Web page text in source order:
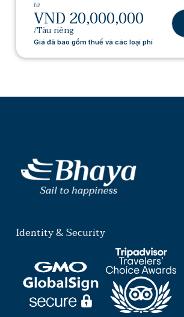
từ
VND 20,000,000
/Tàu riêng
Giá đã bao gồm thuế và các loại phí
Identity & Security